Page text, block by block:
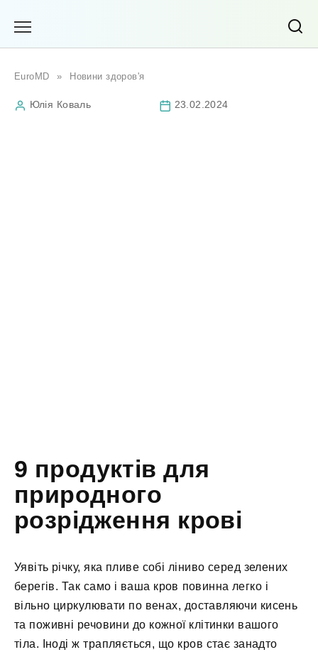
EuroMD » Новини здоров'я
Юлія Коваль 23.02.2024
9 продуктів для
природного
розрідження крові
Уявіть річку, яка пливе собі ліниво серед зелених
берегів. Так само і ваша кров повинна легко і
вільно циркулювати по венах, доставляючи кисень
та поживні речовини до кожної клітинки вашого
тіла. Іноді ж трапляється, що кров стає занадто